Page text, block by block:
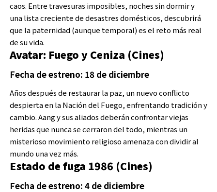
caos. Entre travesuras imposibles, noches sin dormir y
una lista creciente de desastres domésticos, descubrirá
que la paternidad (aunque temporal) es el reto más real
de su vida.
Avatar: Fuego y Ceniza (Cines)
Fecha de estreno: 18 de diciembre
Años después de restaurar la paz, un nuevo conflicto
despierta en la Nación del Fuego, enfrentando tradición y
cambio. Aang y sus aliados deberán confrontar viejas
heridas que nunca se cerraron del todo, mientras un
misterioso movimiento religioso amenaza con dividir al
mundo una vez más.
Estado de fuga 1986 (Cines)
Fecha de estreno: 4 de diciembre